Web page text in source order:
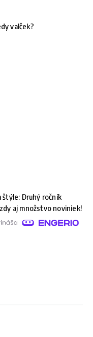
valček?
štýle: Druhý ročník
aj množstvo noviniek!